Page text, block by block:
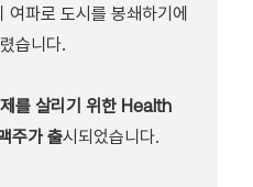
파로 도시를 봉쇄하기에
습니다.
를 살리기 위한 Health
주가 출시되었습니다.